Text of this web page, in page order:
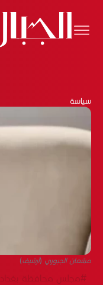
سياسة
مشعان الجبوري (أرشيف)
#مجلس محافظة بغداد